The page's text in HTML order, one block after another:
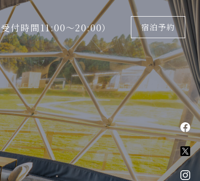
付時間11:00〜20:00） 宿泊予約
X